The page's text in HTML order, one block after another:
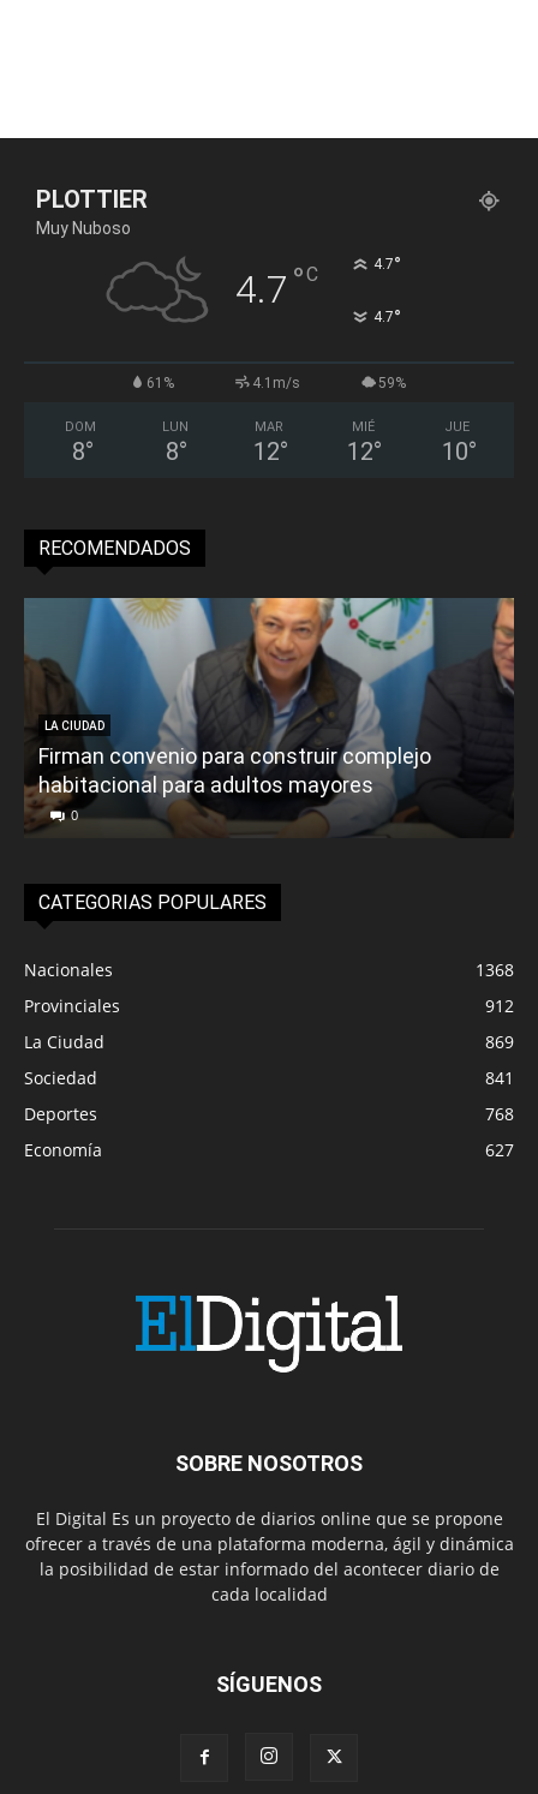
PLOTTIER
Muy Nuboso
4.7 °C 4.7°
4.7°
61% 4.1m/s 59%
DOM
8°
LUN
8°
MAR
12°
MIÉ
12°
JUE
10°
RECOMENDADOS
LA CIUDAD
Firman convenio para construir complejo
habitacional para adultos mayores
0
CATEGORIAS POPULARES
Nacionales
1368
Provinciales
912
La Ciudad
869
Sociedad
841
Deportes
768
Economía
627
SOBRE NOSOTROS
El Digital Es un proyecto de diarios online que se propone
ofrecer a través de una plataforma moderna, ágil y dinámica
la posibilidad de estar informado del acontecer diario de
cada localidad
SÍGUENOS